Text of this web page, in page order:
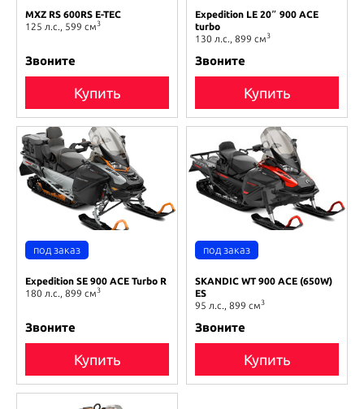
MXZ RS 600RS E-TEC
125 л.с., 599 см3
Звоните
Купить
Expedition LE 20″ 900 ACE
turbo
130 л.с., 899 см3
Звоните
Купить
Expedition SE 900 ACE Turbo R
180 л.с., 899 см3
Звоните
Купить
SKANDIC WT 900 ACE (650W)
ES
95 л.с., 899 см3
Звоните
Купить